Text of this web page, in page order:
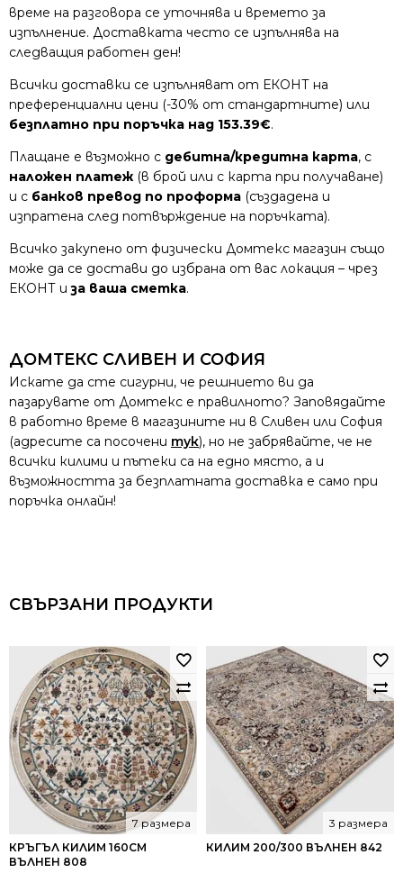
време на разговора се уточнява и времето за
изпълнение. Доставката често се изпълнява на
следващия работен ден!
Всички доставки се изпълняват от ЕКОНТ на
преференциални цени (-30% от стандартните) или
безплатно при поръчка над 153.39€.
Плащане е възможно с дебитна/кредитна карта, с
наложен платеж (в брой или с карта при получаване)
и с банков превод по проформа (създадена и
изпратена след потвърждение на поръчката).
Всичко закупено от физически Домтекс магазин също
може да се достави до избрана от вас локация – чрез
ЕКОНТ иза ваша сметка.
ДОМТЕКС СЛИВЕН И СОФИЯ
Искате да сте сигурни, че решнието ви да
пазарувате от Домтекс е правилното? Заповядайте
в работно време в магазините ни в Сливен или София
(адресите са посочени тук), но не забрявайте, че не
всички килими и пътеки са на едно място, а и
възможността за безплатната доставка е само при
поръчка онлайн!
СВЪРЗАНИ ПРОДУКТИ
КРЪГЪЛ КИЛИМ 160СМ
ВЪЛНЕН 808
7 размера
КИЛИМ 200/300 ВЪЛНЕН 842
3 размера